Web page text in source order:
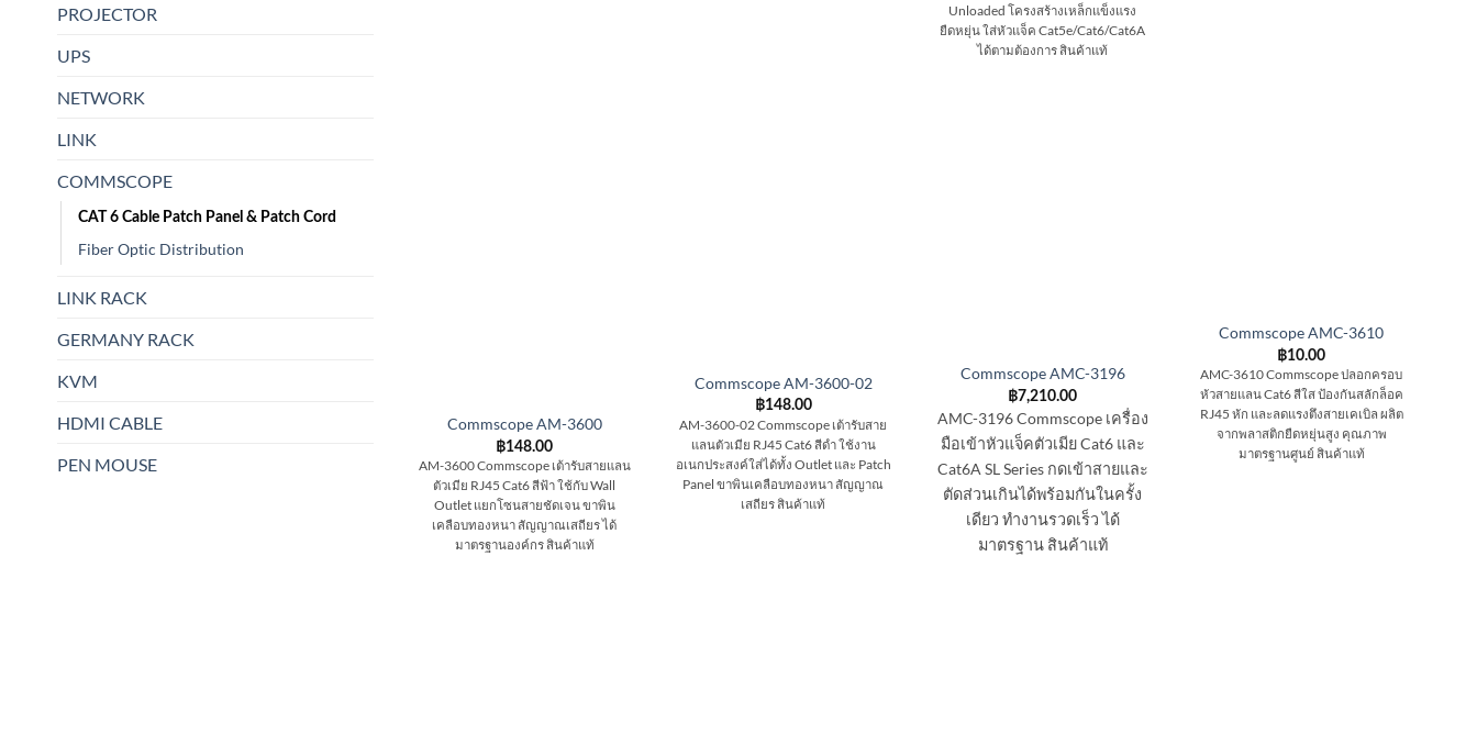
PROJECTOR
UPS
NETWORK
LINK
COMMSCOPE
CAT 6 Cable Patch Panel & Patch Cord
Fiber Optic Distribution
LINK RACK
GERMANY RACK
KVM
HDMI CABLE
PEN MOUSE
Unloaded โครงสร้างเหล็กแข็งแรง
ยืดหยุ่น ใส่หัวแจ็ค Cat5e/Cat6/Cat6A
ได้ตามต้องการ สินค้าแท้
Commscope AM-3600
฿148.00
AM-3600 Commscope เต้ารับสายแลน
ตัวเมีย RJ45 Cat6 สีฟ้า ใช้กับ Wall
Outlet แยกโซนสายชัดเจน ขาพิน
เคลือบทองหนา สัญญาณเสถียร ได้
มาตรฐานองค์กร สินค้าแท้
Commscope AM-3600-02
฿148.00
AM-3600-02 Commscope เต้ารับสาย
แลนตัวเมีย RJ45 Cat6 สีดำ ใช้งาน
อเนกประสงค์ใส่ได้ทั้ง Outlet และ Patch
Panel ขาพินเคลือบทองหนา สัญญาณ
เสถียร สินค้าแท้
Commscope AMC-3196
฿7,210.00
AMC-3196 Commscope เครื่อง
มือเข้าหัวแจ็คตัวเมีย Cat6 และ
Cat6A SL Series กดเข้าสายและ
ตัดส่วนเกินได้พร้อมกันในครั้ง
เดียว ทำงานรวดเร็ว ได้
มาตรฐาน สินค้าแท้
Commscope AMC-3610
฿10.00
AMC-3610 Commscope ปลอกครอบ
หัวสายแลน Cat6 สีใส ป้องกันสลักล็อค
RJ45 หัก และลดแรงตึงสายเคเบิล ผลิต
จากพลาสติกยืดหยุ่นสูง คุณภาพ
มาตรฐานศูนย์ สินค้าแท้